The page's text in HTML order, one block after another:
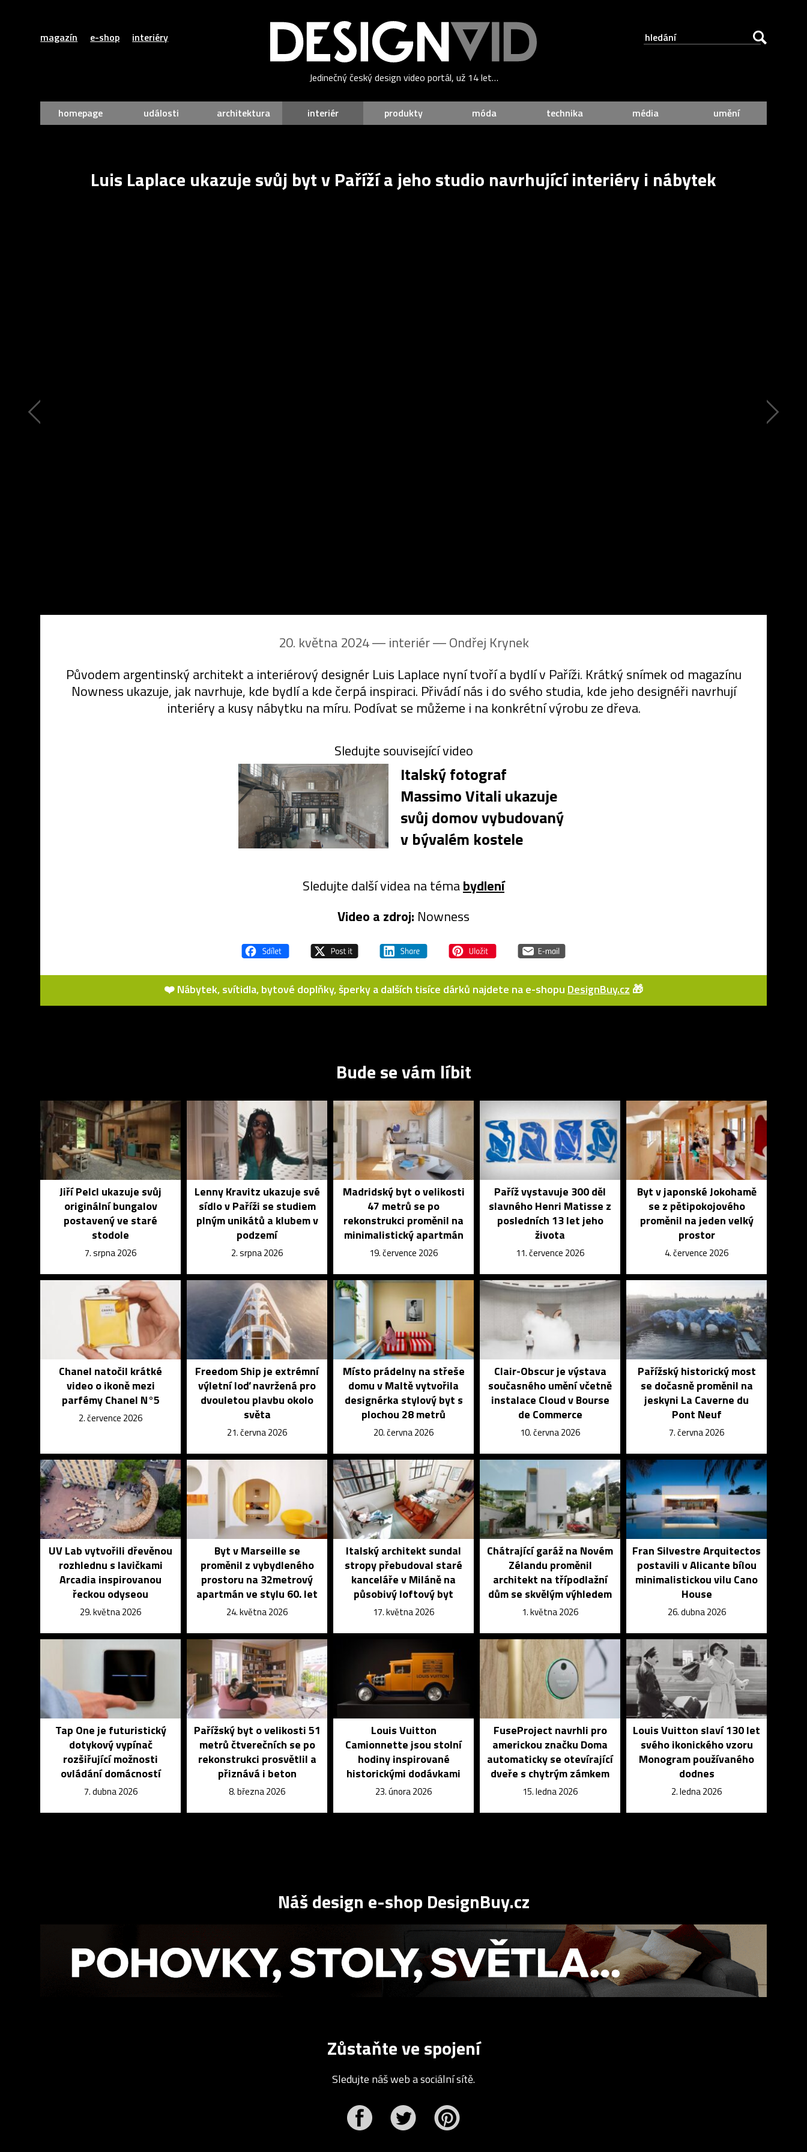
magazín e-shop interiéry
Jedinečný český design video portál, už 14 let…
homepage události architektura interiér produkty móda technika média umění
Luis Laplace ukazuje svůj byt v Paříží a jeho studio navrhující interiéry i nábytek
20. května 2024 ― interiér ―Ondřej Krynek
Původem argentinský architekt a interiérový designér Luis Laplace nyní tvoří a bydlí v Paříži. Krátký snímek od magazínu
Nowness ukazuje, jak navrhuje, kde bydlí a kde čerpá inspiraci. Přivádí nás i do svého studia, kde jeho designéři navrhují
interiéry a kusy nábytku na míru. Podívat se můžeme i na konkrétní výrobu ze dřeva.
Sledujte související video
Italský fotograf
Massimo Vitali ukazuje
svůj domov vybudovaný
v bývalém kostele
Sledujte další videa na témabydlení
Video a zdroj: Nowness
❤️ Nábytek, svítidla, bytové doplňky, šperky a dalších tisíce dárků najdete na e-shopu DesignBuy.cz 🎁
Bude se vám líbit
Jiří Pelcl ukazuje svůj
originální bungalov
postavený ve staré
stodole
7. srpna 2026
Lenny Kravitz ukazuje své
sídlo v Paříži se studiem
plným unikátů a klubem v
podzemí
2. srpna 2026
Madridský byt o velikosti
47 metrů se po
rekonstrukci proměnil na
minimalistický apartmán
19. července 2026
Paříž vystavuje 300 děl
slavného Henri Matisse z
posledních 13 let jeho
života
11. července 2026
Byt v japonské Jokohamě
se z pětipokojového
proměnil na jeden velký
prostor
4. července 2026
Chanel natočil krátké
video o ikoně mezi
parfémy Chanel N°5
2. července 2026
Freedom Ship je extrémní
výletní loď navržená pro
dvouletou plavbu okolo
světa
21. června 2026
Místo prádelny na střeše
domu v Maltě vytvořila
designérka stylový byt s
plochou 28 metrů
20. června 2026
Clair-Obscur je výstava
současného umění včetně
instalace Cloud v Bourse
de Commerce
10. června 2026
Pařížský historický most
se dočasně proměnil na
jeskyni La Caverne du
Pont Neuf
7. června 2026
UV Lab vytvořili dřevěnou
rozhlednu s lavičkami
Arcadia inspirovanou
řeckou odyseou
29. května 2026
Byt v Marseille se
proměnil z vybydleného
prostoru na 32metrový
apartmán ve stylu 60. let
24. května 2026
Italský architekt sundal
stropy přebudoval staré
kanceláře v Miláně na
působivý loftový byt
17. května 2026
Chátrající garáž na Novém
Zélandu proměnil
architekt na třípodlažní
dům se skvělým výhledem
1. května 2026
Fran Silvestre Arquitectos
postavili v Alicante bílou
minimalistickou vilu Cano
House
26. dubna 2026
Tap One je futuristický
dotykový vypínač
rozšiřující možnosti
ovládání domácností
7. dubna 2026
Pařížský byt o velikosti 51
metrů čtverečních se po
rekonstrukci prosvětlil a
přiznává i beton
8. března 2026
Louis Vuitton
Camionnette jsou stolní
hodiny inspirované
historickými dodávkami
23. února 2026
FuseProject navrhli pro
americkou značku Doma
automaticky se otevírající
dveře s chytrým zámkem
15. ledna 2026
Louis Vuitton slaví 130 let
svého ikonického vzoru
Monogram používaného
dodnes
2. ledna 2026
Náš design e-shop DesignBuy.cz
Zůstaňte ve spojení
Sledujte náš web a sociální sítě.